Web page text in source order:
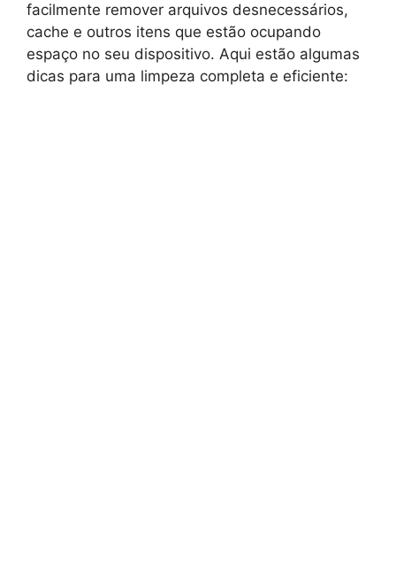
facilmente remover arquivos desnecessários,
cache e outros itens que estão ocupando
espaço no seu dispositivo. Aqui estão algumas
dicas para uma limpeza completa e eficiente: